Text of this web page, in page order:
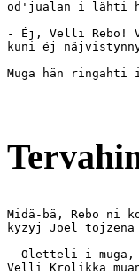
od'jualan i lähti
- Éj, Velli Rebo!
kuni éj
Muga hän
Midä-bä, Rebo ni
kyzyj Joel
- Oletteli i
Velli Krolikka